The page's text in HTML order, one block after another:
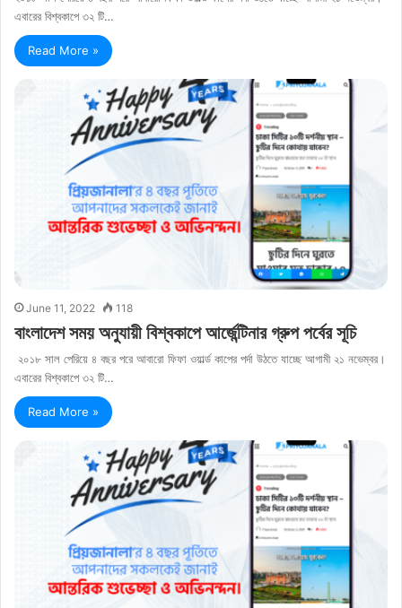
এবারের বিশ্বকাপে ৩২ টি…
Read More »
June 11, 2022 118
বাংলাদেশ সময় অনুযায়ী বিশ্বকাপে আর্জেন্টিনার গ্রুপ পর্বের সূচি
২০১৮ সাল পেরিয়ে ৪ বছর পরে আবারো ফিফা ওয়ার্ল্ড কাপের পর্দা উঠতে যাচ্ছে আগামী ২১ নভেম্বর।
এবারের বিশ্বকাপে ৩২ টি…
Read More »